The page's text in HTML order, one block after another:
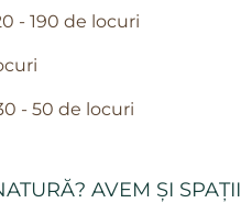
- 190 de locuri
- 50 de locuri
AVEM ȘI